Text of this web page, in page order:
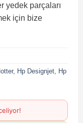
yedek parçaları
için bize
, Hp Designjet, Hp